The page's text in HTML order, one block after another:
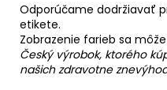
Odporúčame dodržiavať
etikete.
Zobrazenie farieb sa
Český výrobok, ktorého
našich zdravotne